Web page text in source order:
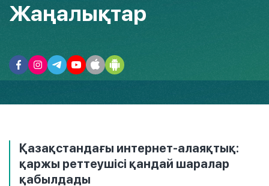
Жаңалықтар
Қазақстандағы интернет-алаяқтық:
қаржы реттеушісі қандай шаралар
қабылдады